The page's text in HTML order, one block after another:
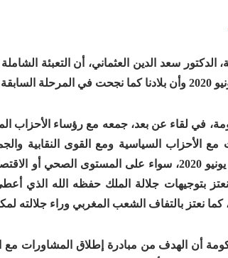
الدكتور سعد الدين العثماني، أن التعبئة
مع الأحزاب السياسية ومع القوى النقابية
لمرحلة ما بعد 10 يونيو 2020، سواء على المستوى
نعتز بتوجيهات جلالة الملك حفظه الله الذي
كما نعتز بالتفاف الشعب المغربي وراء جلالته
أن الهدف من مبادرة إطلاق المشاورات مع